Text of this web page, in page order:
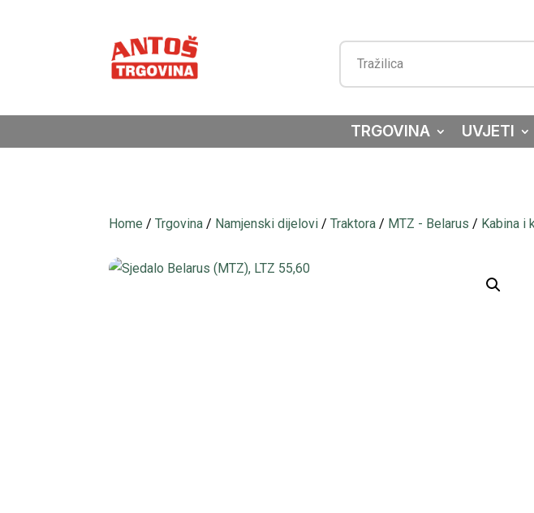
TRGOVINA UVJETI
Home /Trgovina / Namjenski dijelovi /Traktora / MTZ - Belarus / Kabina i